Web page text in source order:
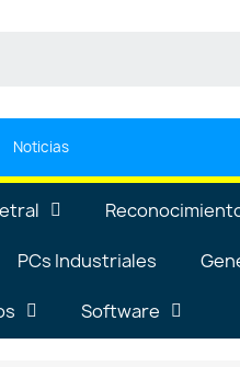
Noticias
PCs Industriales
Software